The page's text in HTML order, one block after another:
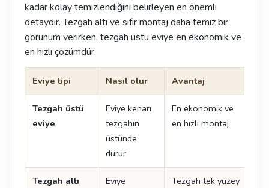
kadar kolay temizlendiğini belirleyen en önemli
detaydır. Tezgah altı ve sıfır montaj daha temiz bir
görünüm verirken, tezgah üstü eviye en ekonomik ve
en hızlı çözümdür.
Eviye tipi Nasıl olur Avantaj
Tezgah üstü
eviye
Eviye kenarı
tezgahın
üstünde
durur
En ekonomik ve
en hızlı montaj
Tezgah altı
Eviye
Tezgah tek yüzey